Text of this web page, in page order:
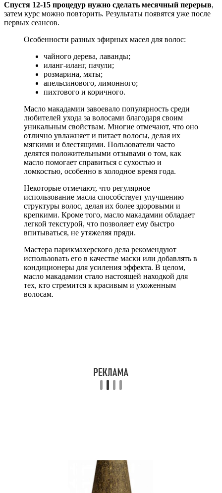
Спустя 12-15 процедур нужно сделать месячный перерыв,
затем курс можно повторить. Результаты появятся уже после
первых сеансов.
Особенности разных эфирных масел для волос:
чайного дерева, лаванды;
иланг-иланг, пачули;
розмарина, мяты;
апельсинового, лимонного;
пихтового и коричного.
Масло макадамии завоевало популярность среди
любителей ухода за волосами благодаря своим
уникальным свойствам. Многие отмечают, что оно
отлично увлажняет и питает волосы, делая их
мягкими и блестящими. Пользователи часто
делятся положительными отзывами о том, как
масло помогает справиться с сухостью и
ломкостью, особенно в холодное время года.
Некоторые отмечают, что регулярное
использование масла способствует улучшению
структуры волос, делая их более здоровыми и
крепкими. Кроме того, масло макадамии обладает
легкой текстурой, что позволяет ему быстро
впитываться, не утяжеляя пряди.
Мастера парикмахерского дела рекомендуют
использовать его в качестве маски или добавлять в
кондиционеры для усиления эффекта. В целом,
масло макадамии стало настоящей находкой для
тех, кто стремится к красивым и ухоженным
волосам.